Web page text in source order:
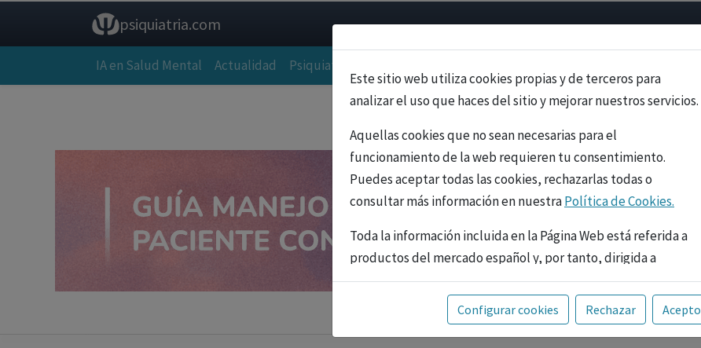
psiquiatria.com
IA en Salud Mental Actualidad Psiquiatría
Este sitio web utiliza cookies propias y de terceros para
analizar el uso que haces del sitio y mejorar nuestros servicios.
Aquellas cookies que no sean necesarias para el
funcionamiento de la web requieren tu consentimiento.
Puedes aceptar todas las cookies, rechazarlas todas o
consultar más información en nuestraPolítica de Cookies.
Toda la información incluida en la Página Web está referida a
productos del mercado español y, por tanto, dirigida a
profesionales sanitarios legalmente facultados para
prescribir o dispensar medicamentos con ejercicio
profesional. La información técnica de los fármacos se facilita
Configurar cookies Rechazar Acepto